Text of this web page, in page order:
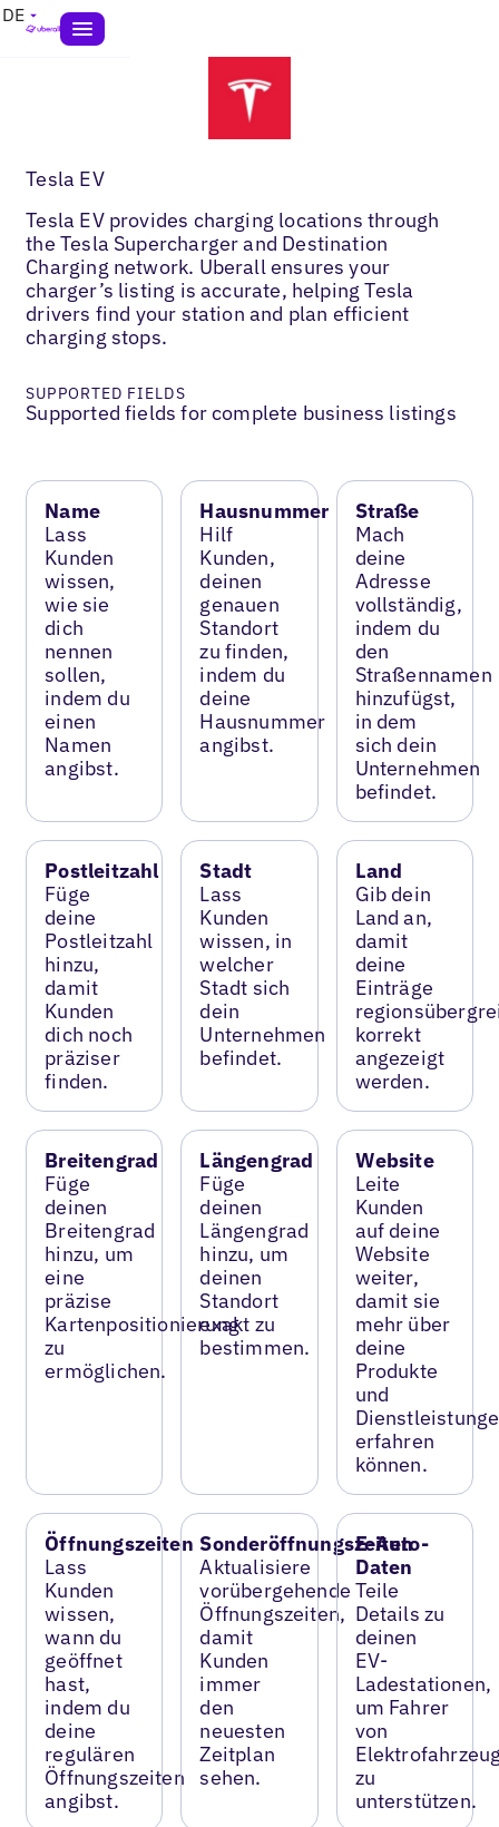
DE
Tesla EV
Tesla EV provides charging locations through
the Tesla Supercharger and Destination
Charging network. Uberall ensures your
charger’s listing is accurate, helping Tesla
drivers find your station and plan efficient
charging stops.
SUPPORTED FIELDS
Supported fields for complete business listings
Name
Lass
Kunden
wissen,
wie sie
dich
nennen
sollen,
indem du
einen
Namen
angibst.
Hausnummer
Hilf
Kunden,
deinen
genauen
Standort
zu finden,
indem du
deine
Hausnummer
angibst.
Straße
Mach
deine
Adresse
vollständig,
indem du
den
Straßennamen
hinzufügst,
in dem
sich dein
Unternehmen
befindet.
Postleitzahl
Füge
deine
Postleitzahl
hinzu,
damit
Kunden
dich noch
präziser
finden.
Stadt
Lass
Kunden
wissen, in
welcher
Stadt sich
dein
Unternehmen
befindet.
Land
Gib dein
Land an,
damit
deine
Einträge
korrekt
angezeigt
werden.
Breitengrad
Füge
deinen
Breitengrad
hinzu, um
eine
präzise
Kartenpositionierung
zu
ermöglichen.
Längengrad
Füge
deinen
Längengrad
hinzu, um
deinen
Standort
exakt zu
bestimmen.
Website
Leite
Kunden
auf deine
Website
weiter,
damit sie
mehr über
deine
Produkte
und
erfahren
können.
Öffnungszeiten
Lass
Kunden
wissen,
wann du
geöffnet
hast,
indem du
deine
regulären
Öffnungszeiten
angibst.
Sonderöffnungszeiten
Aktualisiere
vorübergehende
Öffnungszeiten,
damit
Kunden
immer
den
neuesten
Zeitplan
sehen.
E-Auto-
Daten
Teile
Details zu
deinen
EV-
Ladestationen,
um Fahrer
von
zu
unterstützen.